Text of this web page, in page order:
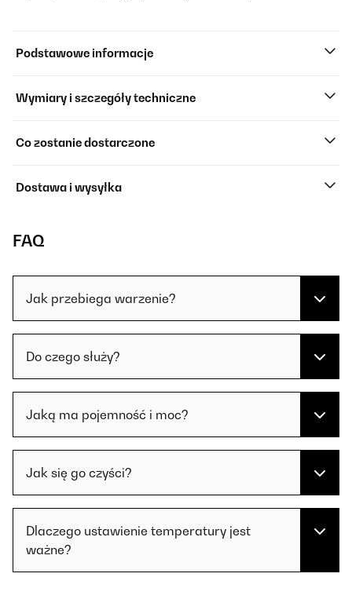
Podstawowe informacje
Wymiary i szczegóły techniczne
Co zostanie dostarczone
Dostawa i wysyłka
FAQ
Jak przebiega warzenie?
Do czego służy?
Jaką ma pojemność i moc?
Jak się go czyści?
Dlaczego ustawienie temperatury jest
ważne?